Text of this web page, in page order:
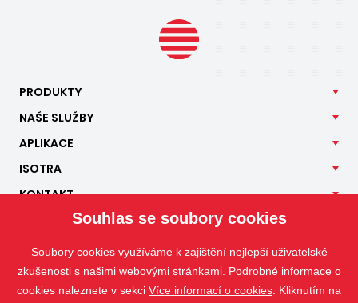
PRODUKTY
NAŠE SLUŽBY
APLIKACE
ISOTRA
KONTAKT
Souhlas se soubory cookies
Soubory cookies využíváme k zajištění nejlepší uživatelské
zkušenosti s našimi webovými stránkami. Podrobné informace o
cookies naleznete v sekci Více informací o cookies . Kliknutím na